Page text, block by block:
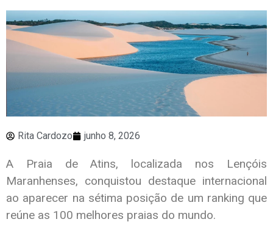
Rita Cardozo junho 8, 2026
A Praia de Atins, localizada nos Lençóis
Maranhenses, conquistou destaque internacional
ao aparecer na sétima posição de um ranking que
reúne as 100 melhores praias do mundo.